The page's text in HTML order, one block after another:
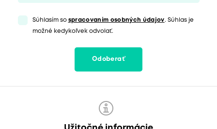
Súhlasím so spracovaním osobných údajov. Súhlas je
možné kedykoľvek odvolať.
Odoberať